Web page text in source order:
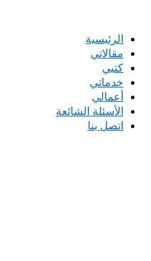
الرئيسية
مقالاتي
كتبي
خدماتي
أعمالي
الأسئلة الشائعة
اتصل بنا